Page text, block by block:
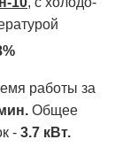
работы за
Общее
- 3.7 кВт.